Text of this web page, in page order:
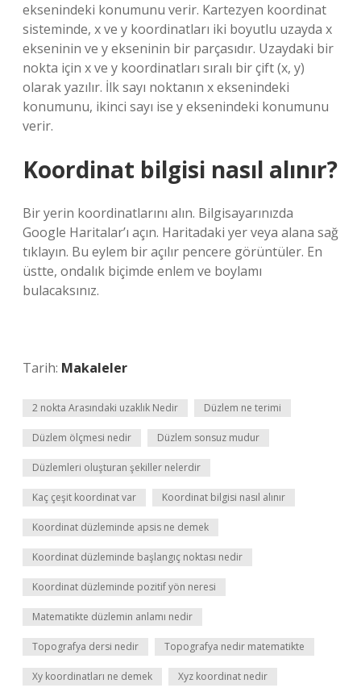
eksenindeki konumunu verir. Kartezyen koordinat
sisteminde, x ve y koordinatları iki boyutlu uzayda x
ekseninin ve y ekseninin bir parçasıdır. Uzaydaki bir
nokta için x ve y koordinatları sıralı bir çift (x, y)
olarak yazılır. İlk sayı noktanın x eksenindeki
konumunu, ikinci sayı ise y eksenindeki konumunu
verir.
Koordinat bilgisi nasıl alınır?
Bir yerin koordinatlarını alın. Bilgisayarınızda
Google Haritalar’ı açın. Haritadaki yer veya alana sağ
tıklayın. Bu eylem bir açılır pencere görüntüler. En
üstte, ondalık biçimde enlem ve boylamı
bulacaksınız.
Tarih: Makaleler
2 nokta Arasındaki uzaklık Nedir Düzlem ne terimi
Düzlem ölçmesi nedir Düzlem sonsuz mudur
Düzlemleri oluşturan şekiller nelerdir
Kaç çeşit koordinat var Koordinat bilgisi nasıl alınır
Koordinat düzleminde apsis ne demek
Koordinat düzleminde başlangıç noktası nedir
Koordinat düzleminde pozitif yön neresi
Matematikte düzlemin anlamı nedir
Topografya dersi nedir Topografya nedir matematikte
Xy koordinatları ne demek Xyz koordinat nedir